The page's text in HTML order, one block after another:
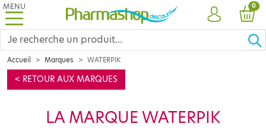
MENU
COMPTE
0
Accueil Marques WATERPIK
< RETOUR AUX MARQUES
LA MARQUE WATERPIK